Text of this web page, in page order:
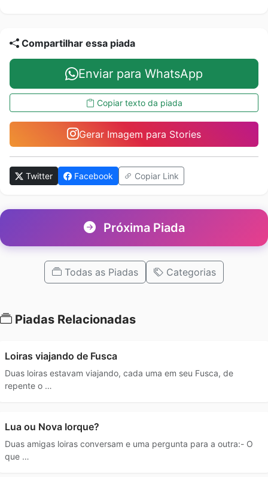
Compartilhar essa piada
Enviar para WhatsApp
Copiar texto da piada
Gerar Imagem para Stories
Twitter Facebook Copiar Link
Próxima Piada
Todas as Piadas Categorias
Piadas Relacionadas
Loiras viajando de Fusca
Duas loiras estavam viajando, cada uma em seu Fusca, de
repente o …
Lua ou Nova Iorque?
Duas amigas loiras conversam e uma pergunta para a outra:- O
que …